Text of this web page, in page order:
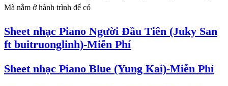
Mà nằm ở hành trình để có
Sheet nhạc Piano Người Đầu Tiên (Juky San
ft buitruonglinh)-Miễn Phí
Sheet nhạc Piano Blue (Yung Kai)-Miễn Phí